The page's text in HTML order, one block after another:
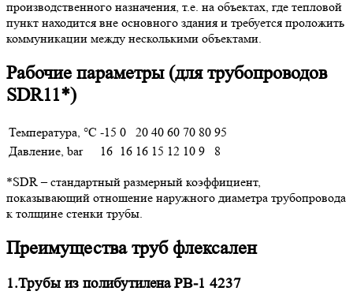
производственного назначения, т.е. на объектах, где тепловой
пункт находится вне основного здания и требуется проложить
коммуникации между несколькими объектами.
Рабочие параметры (для трубопроводов
SDR11*)
Температура, °С -15 0 20 40 60 70 80 95
Давление, bar
16 16 16 15 12 10 9 8
*SDR – стандартный размерный коэффициент,
показывающий отношение наружного диаметра трубопровода
к толщине стенки трубы.
Преимущества труб флексален
1.Трубы из полибутилена PB-1 4237